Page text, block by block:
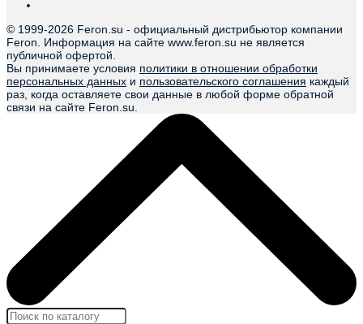
© 1999-2026 Feron.su - официальный дистрибьютор компании
Feron. Информация на сайте www.feron.su не является
публичной офертой.
Вы принимаете условия политики в отношении обработки
персональных данных и пользовательского соглашения каждый
раз, когда оставляете свои данные в любой форме обратной
связи на сайте Feron.su.